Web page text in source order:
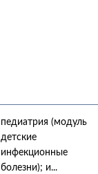
педиатрия (модуль
детские
инфекционные
болезни); и...